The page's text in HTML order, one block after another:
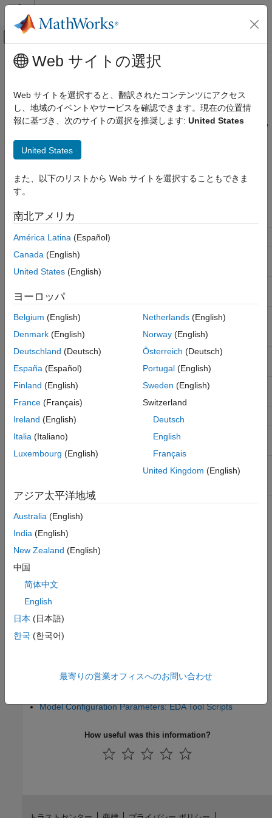
コンテンツへスキップ
オフキャンバス ナビゲーション メ
ドキュメンテーションのホーム
FPGA、ASIC、および SoC 開発
HDL Coder
Code Generation
Model Configuration Parameters: Target
メインコンテンツ
Model Configuration Parameters:
Target
The Targetcategory enables you to specify the target hardware
target frequency.
These configuration parameters appear in theConfiguration
Parameter
Workflow
Project Folder
Synthesis Tool
Specify the synthesis tool for
code.
Family
Specify target device chip
family for the model.
Package
Specify target device
Device
Specify target device name.
Speed
Specify target device speed
multiple features and
The Configuration Parameters dialog box also includes other
Model Configuration Parameters: HDL Code Generation
Model Configuration Parameters: Optimization
Model Configuration Parameters: Floating Point
Model Configuration Parameters: Global Settings
Model Configuration Parameters: Test Bench
Model Configuration Parameters: EDA Tool Scripts
How useful was this information?
Web サイトの選択
Web サイトを選択すると、翻訳されたコンテンツにアクセス
し、地域のイベントやサービスを確認できます。現在の位置情
報に基づき、次のサイトの選択を推奨します: United States
United States
また、以下のリストから Web サイトを選択することもできま
す。
南北アメリカ
América Latina (Español)
Canada (English)
United States (English)
ヨーロッパ
Belgium (English)
Denmark (English)
Deutschland (Deutsch)
España (Español)
Finland (English)
France (Français)
Ireland (English)
Italia (Italiano)
Luxembourg (English)
Netherlands(English)
Norway(English)
Österreich (Deutsch)
Portugal(English)
Sweden (English)
Switzerland
Deutsch
English
Français
United Kingdom (English)
アジア太平洋地域
Australia (English)
India (English)
New Zealand (English)
中国
简体中文
English
日本 (日本語)
한국 (한국어)
最寄りの営業オフィスへのお問い合わせ